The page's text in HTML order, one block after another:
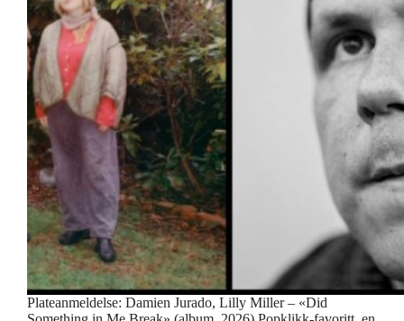
Plateanmeldelse: Damien Jurado, Lilly Miller – «Did